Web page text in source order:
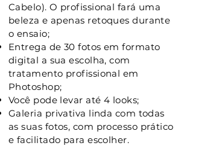
Cabelo). O profissional fará uma
beleza e apenas retoques durante
o ensaio;
Entrega de 30 fotos em formato
digital a sua escolha, com
tratamento profissional em
Photoshop;
Você pode levar até 4 looks;
Galeria privativa linda com todas
as suas fotos, com processo prático
e facilitado para escolher.